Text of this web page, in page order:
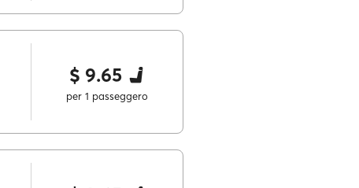
$ 9.65
per 1 passeggero